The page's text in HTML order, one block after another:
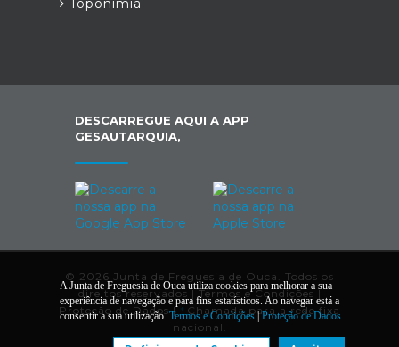
Toponímia
DESCARREGUE AQUI A APP
GESAUTARQUIA,
© 2026 Junta de Freguesia de Ouca. Todos os
direitos reservados |Termos e Condições|
Proteção de Dados| * Chamada para a rede fixa
nacional.
A Junta de Freguesia de Ouca utiliza cookies para melhorar a sua
experiência de navegação e para fins estatísticos. Ao navegar está a
consentir a sua utilização.Termos e Condições|Proteção de Dados